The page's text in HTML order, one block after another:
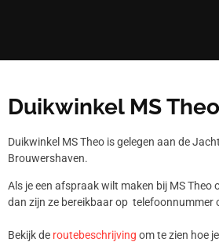
Duikwinkel MS Theo
Duikwinkel MS Theo is gelegen aan de
Brouwershaven.
Als je een afspraak wilt maken bij MS Theo
dan zijn ze bereikbaar op telefoonnummer
Bekijk de routebeschrijving om te zien hoe